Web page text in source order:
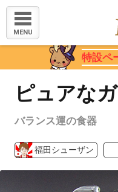
MENU
特設ペ
ピュアな
バランス運の食器
福田シューザン